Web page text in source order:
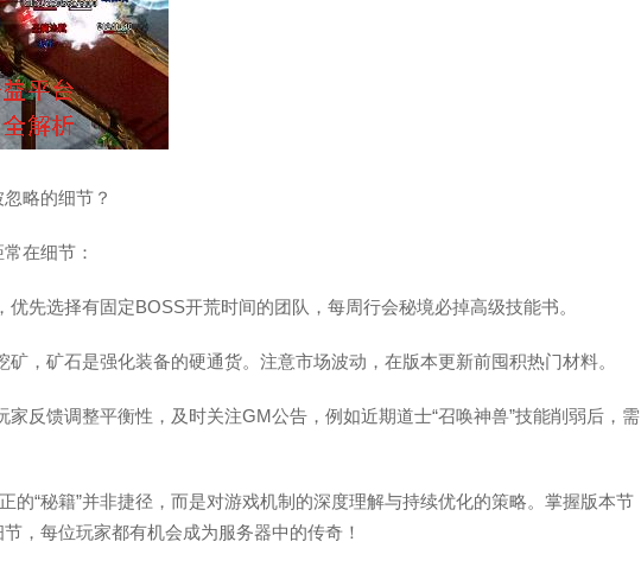
略的细节？
在细节：
先选择有固定BOSS开荒时间的团队，每周行会秘境必掉高级技能书。
，矿石是强化装备的硬通货。注意市场波动，在版本更新前囤积热门材料。
家反馈调整平衡性，及时关注GM公告，例如近期道士“召唤神兽”技能削弱后，需
的“秘籍”并非捷径，而是对游戏机制的深度理解与持续优化的策略。掌握版本节
，每位玩家都有机会成为服务器中的传奇！